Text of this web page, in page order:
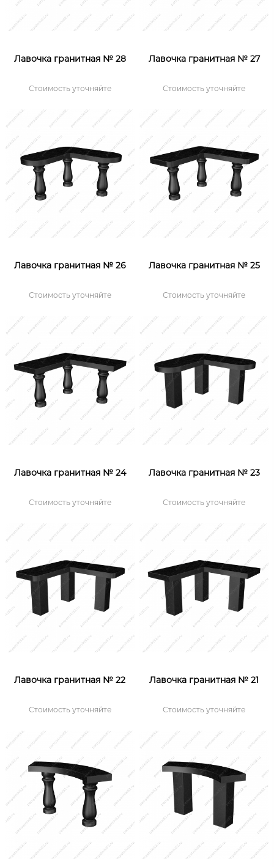
Лавочка гранитная № 28
Стоимость уточняйте
Лавочка гранитная № 27
Стоимость уточняйте
Лавочка гранитная № 26
Стоимость уточняйте
Лавочка гранитная № 25
Стоимость уточняйте
Лавочка гранитная № 24
Стоимость уточняйте
Лавочка гранитная № 23
Стоимость уточняйте
Лавочка гранитная № 22
Стоимость уточняйте
Лавочка гранитная № 21
Стоимость уточняйте